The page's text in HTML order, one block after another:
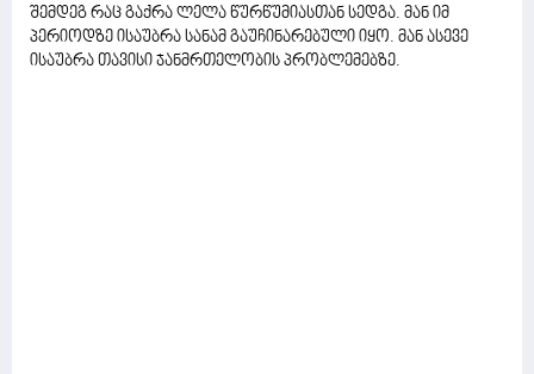
შემდეგ რაც გაქრა ლელა წურწუმიასთან სედგა. მან იმ
პერიოდზე ისაუბრა სანამ გაუჩინარებული იყო. მან ასევე
ისაუბრა თავისი ჯანმრთელობის პრობლემებზე.